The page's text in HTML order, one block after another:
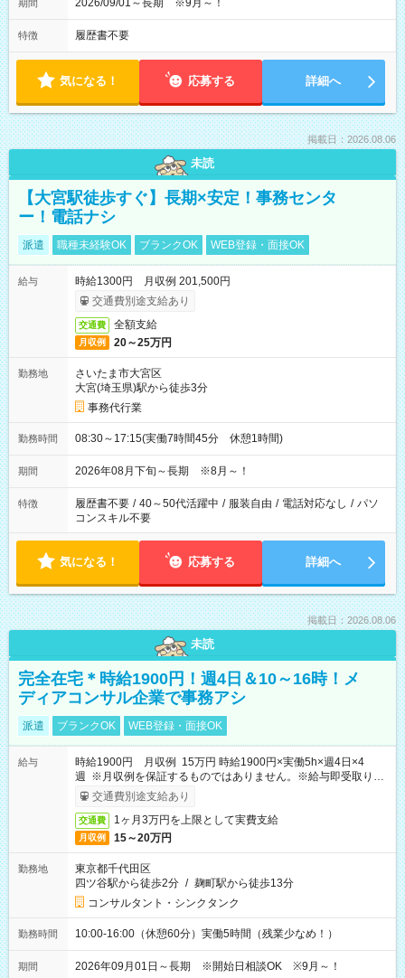
期間 2026/09/01～長期 ※9月～！
特徴 履歴書不要
気になる！ 応募する 詳細へ
掲載日：2026.08.06
未読
【大宮駅徒歩すぐ】長期×安定！事務センタ
ー！電話ナシ
派遣 職種未経験OK ブランクOK WEB登録・面接OK
給与
時給1300円 月収例 201,500円
交通費別途支給あり
交通費 全額支給
月収例 20～25万円
勤務地
さいたま市大宮区
大宮(埼玉県)駅から徒歩3分
事務代行業
勤務時間 08:30～17:15(実働7時間45分 休憩1時間)
期間 2026年08月下旬～長期 ※8月～！
特徴 履歴書不要 / 40～50代活躍中 / 服装自由 / 電話対応なし / パソ
コンスキル不要
気になる！ 応募する 詳細へ
掲載日：2026.08.06
未読
完全在宅＊時給1900円！週4日＆10～16時！メ
ディアコンサル企業で事務アシ
派遣 ブランクOK WEB登録・面接OK
給与
時給1900円 月収例 15万円 時給1900円×実働5h×週4日×4
週 ※月収例を保証するものではありません。※給与即受取りサ
ービス利用可（利用条件有）
交通費別途支給あり
交通費 1ヶ月3万円を上限として実費支給
月収例 15～20万円
勤務地
東京都千代田区
四ツ谷駅から徒歩2分 / 麹町駅から徒歩13分
コンサルタント・シンクタンク
勤務時間 10:00-16:00（休憩60分）実働5時間（残業少なめ！）
期間 2026年09月01日～長期 ※開始日相談OK ※9月～！